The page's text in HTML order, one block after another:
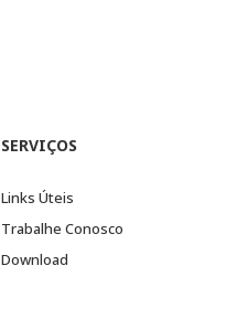
SERVIÇOS
Links Úteis
Trabalhe Conosco
Download